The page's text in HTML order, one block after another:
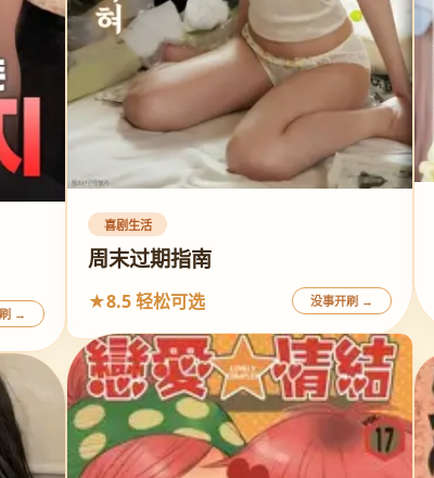
→
喜剧生活
周末过期指南
★8.5 轻松可选 没事开刷 →